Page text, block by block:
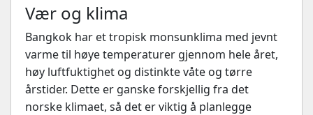
Vær og klima
Bangkok har et tropisk monsunklima med jevnt
varme til høye temperaturer gjennom hele året,
høy luftfuktighet og distinkte våte og tørre
årstider. Dette er ganske forskjellig fra det
norske klimaet, så det er viktig å planlegge